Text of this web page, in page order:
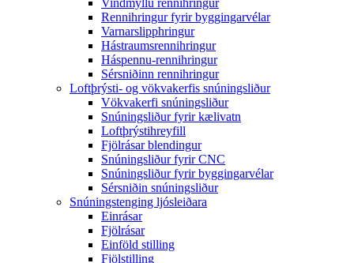
Vindmyllu rennihringur
Rennihringur fyrir byggingarvélar
Varnarslipphringur
Hástraumsrennihringur
Háspennu-rennihringur
Sérsniðinn rennihringur
Loftþrýsti- og vökvakerfis snúningsliður
Vökvakerfi snúningsliður
Snúningsliður fyrir kælivatn
Loftþrýstihreyfill
Fjölrásar blendingur
Snúningsliður fyrir CNC
Snúningsliður fyrir byggingarvélar
Sérsniðin snúningsliður
Snúningstenging ljósleiðara
Einrásar
Fjölrásar
Einföld stilling
Fjölstilling